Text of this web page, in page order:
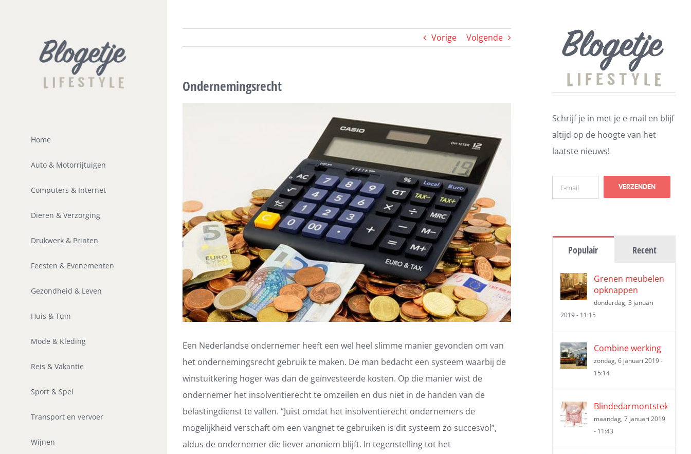
Home
Auto & Motorrijtuigen
Computers & Internet
Dieren & Verzorging
Drukwerk & Printen
Feesten & Evenementen
Gezondheid & Leven
Huis & Tuin
Mode & Kleding
Reis & Vakantie
Sport & Spel
Transport en vervoer
Wijnen
Vorige Volgende
Ondernemingsrecht
Een Nederlandse ondernemer heeft een wel heel slimme manier gevonden om van
het ondernemingsrecht gebruik te maken. De man bedacht een systeem waarbij de
winstuitkering hoger was dan de geïnvesteerde kosten. Op die manier wist de
ondernemer het insolventierecht te omzeilen en dus niet in de handen van de
belastingdienst te vallen. “Juist omdat het insolventierecht ondernemers de
mogelijkheid verschaft om een vangnet te gebruiken is dit systeem zo succesvol”,
aldus de ondernemer die liever anoniem blijft. In tegenstelling tot het
Schrijf je in met je e-mail en blijf
altijd op de hoogte van het
laatste nieuws!
Populair Recent
Grenen meubelen
opknappen
donderdag, 3 januari
2019 - 11:15
Combine werking
zondag, 6 januari 2019 -
15:14
Blindedarmontsteking
maandag, 7 januari 2019
- 11:43